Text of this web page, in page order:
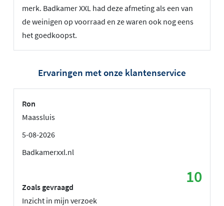
merk. Badkamer XXL had deze afmeting als een van
de weinigen op voorraad en ze waren ook nog eens
het goedkoopst.
Ervaringen met onze klantenservice
Ron
Maassluis
5-08-2026
Badkamerxxl.nl
10
Zoals gevraagd
Inzicht in mijn verzoek